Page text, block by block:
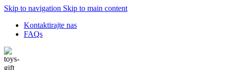
Skip to navigation Skip to main content
Kontaktirajte nas
FAQs